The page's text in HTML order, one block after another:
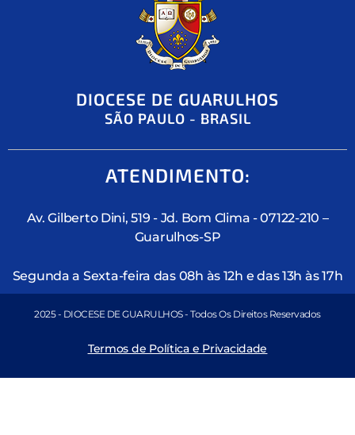
DIOCESE DE GUARULHOS
SÃO PAULO - BRASIL
ATENDIMENTO:
Av. Gilberto Dini, 519 - Jd. Bom Clima - 07122-210 –
Guarulhos-SP
Segunda a Sexta-feira das 08h às 12h e das 13h às 17h
2025 - DIOCESE DE GUARULHOS - Todos Os Direitos Reservados
Termos de Política e Privacidade